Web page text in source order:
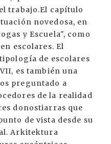
trabajo.El capítulo
novedosa, en
y Escuela", como
escolares. El
de escolares
es también una
preguntado a
de la realidad
donostiarras que
de vista desde su
Arkitektura